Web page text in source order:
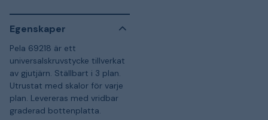
Egenskaper
Pela 69218 är ett
universalskruvstycke tillverkat
av gjutjärn. Ställbart i 3 plan.
Utrustat med skalor för varje
plan. Levereras med vridbar
graderad bottenplatta.